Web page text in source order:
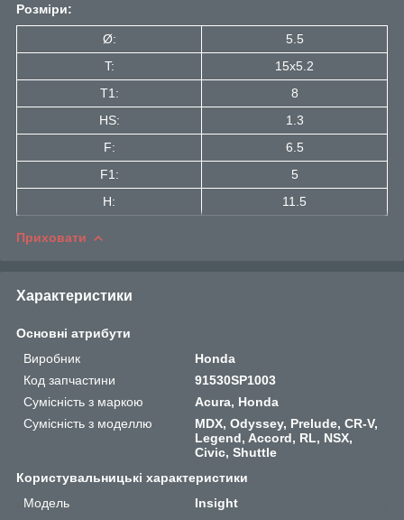
Розміри:
Ø:
5.5
T:
15x5.2
T1:
8
HS:
1.3
F:
6.5
F1:
5
H:
11.5
Приховати
Характеристики
Основні атрибути
Виробник
Honda
Код запчастини
91530SP1003
Сумісність з маркою
Acura, Honda
Сумісність з моделлю
MDX, Odyssey, Prelude, CR-V,
Legend, Accord, RL, NSX,
Civic, Shuttle
Користувальницькі характеристики
Мoдель
Insight